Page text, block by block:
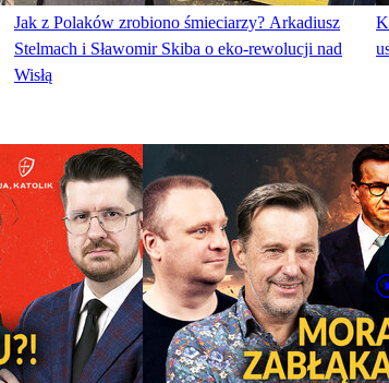
Jak z Polaków zrobiono śmieciarzy? Arkadiusz
Stelmach i Sławomir Skiba o eko-rewolucji nad
Wisłą